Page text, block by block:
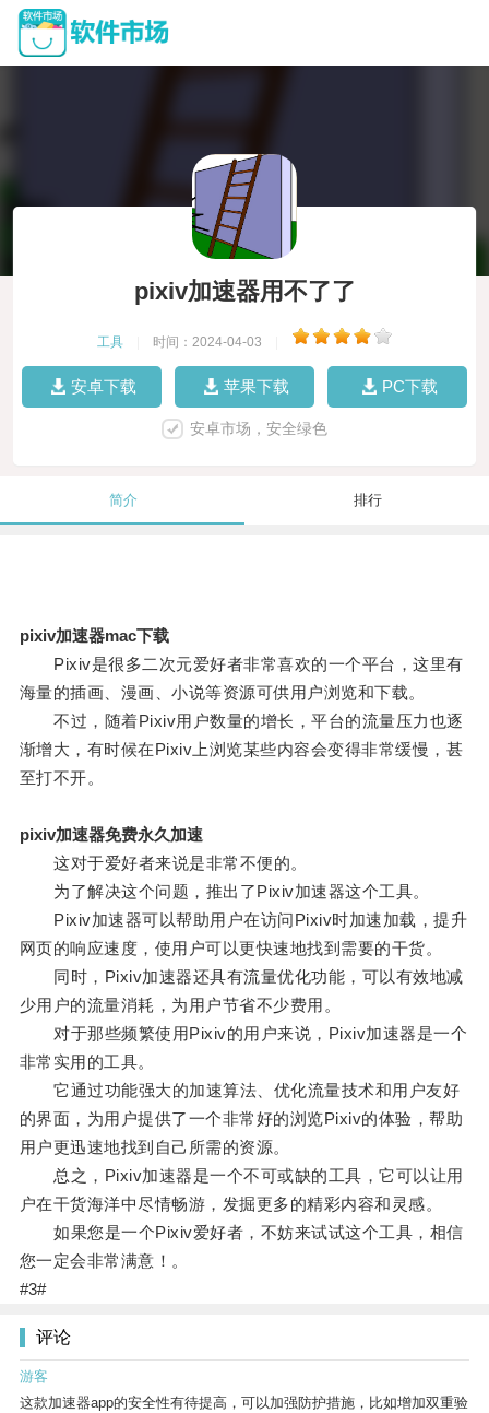
pixiv加速器用不了了
工具 时间：2024-04-03
安卓下载 苹果下载 PC下载
安卓市场，安全绿色
简介 排行
pixiv加速器mac下载
Pixiv是很多二次元爱好者非常喜欢的一个平台，这里有
海量的插画、漫画、小说等资源可供用户浏览和下载。
不过，随着Pixiv用户数量的增长，平台的流量压力也逐
渐增大，有时候在Pixiv上浏览某些内容会变得非常缓慢，甚
至打不开。
pixiv加速器免费永久加速
这对于爱好者来说是非常不便的。
为了解决这个问题，推出了Pixiv加速器这个工具。
Pixiv加速器可以帮助用户在访问Pixiv时加速加载，提升
网页的响应速度，使用户可以更快速地找到需要的干货。
同时，Pixiv加速器还具有流量优化功能，可以有效地减
少用户的流量消耗，为用户节省不少费用。
对于那些频繁使用Pixiv的用户来说，Pixiv加速器是一个
非常实用的工具。
它通过功能强大的加速算法、优化流量技术和用户友好
的界面，为用户提供了一个非常好的浏览Pixiv的体验，帮助
用户更迅速地找到自己所需的资源。
总之，Pixiv加速器是一个不可或缺的工具，它可以让用
户在干货海洋中尽情畅游，发掘更多的精彩内容和灵感。
如果您是一个Pixiv爱好者，不妨来试试这个工具，相信
您一定会非常满意！。
#3#
评论
游客
这款加速器app的安全性有待提高，可以加强防护措施，比如增加双重验